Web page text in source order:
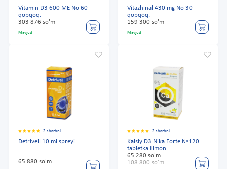
Vitamin D3 600 ME No 60
qopqoq.
303 876 so'm
Mavjud
Vitazhinal 430 mg No 30
qopqoq.
159 300 so'm
Mavjud
2 sharhni
Detrivell 10 ml spreyi
65 880 so'm
2 sharhni
Kalsiy D3 Nika Forte №120
tabletka Limon
65 280 so'm
108 800 so'm